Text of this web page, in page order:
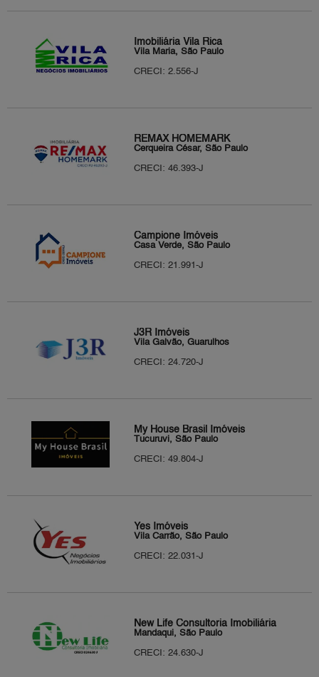
Imobiliária Vila Rica
Vila Maria, São Paulo
CRECI: 2.556-J
REMAX HOMEMARK
Cerqueira César, São Paulo
CRECI: 46.393-J
Campione Imóveis
Casa Verde, São Paulo
CRECI: 21.991-J
J3R Imóveis
Vila Galvão, Guarulhos
CRECI: 24.720-J
My House Brasil Imóveis
Tucuruvi, São Paulo
CRECI: 49.804-J
Yes Imóveis
Vila Carrão, São Paulo
CRECI: 22.031-J
New Life Consultoria Imobiliária
Mandaqui, São Paulo
CRECI: 24.630-J